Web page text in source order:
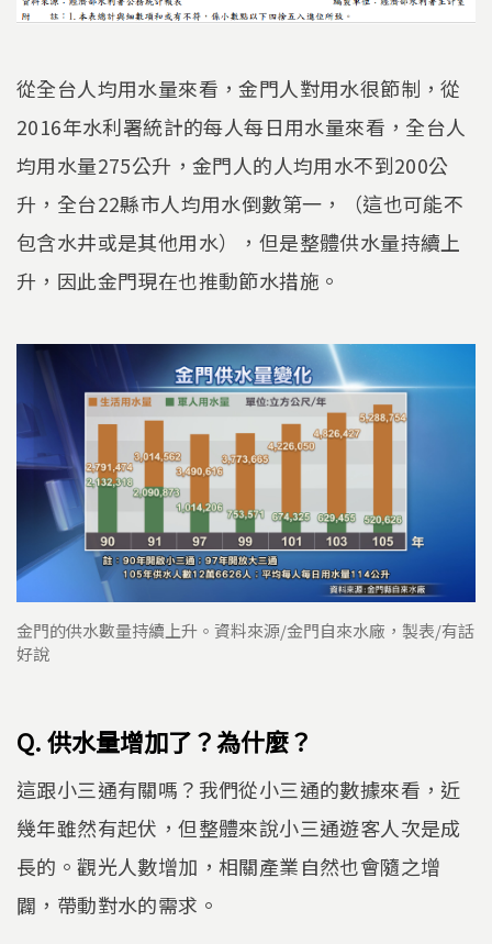
從全台人均用水量來看，金門人對用水很節制，從
2016年水利署統計的每人每日用水量來看，全台人
均用水量275公升，金門人的人均用水不到200公
升，全台22縣市人均用水倒數第一，（這也可能不
包含水井或是其他用水），但是整體供水量持續上
升，因此金門現在也推動節水措施。
金門的供水數量持續上升。資料來源/金門自來水廠，製表/有話
好說
Q. 供水量增加了？為什麼？
這跟小三通有關嗎？我們從小三通的數據來看，近
幾年雖然有起伏，但整體來說小三通遊客人次是成
長的。觀光人數增加，相關產業自然也會隨之增
闢，帶動對水的需求。